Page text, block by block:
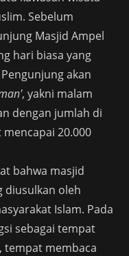
Sebelum
Masjid Ampel
hari biasa yang
akan
, yakni malam
dengan jumlah di
20.000
bahwa masjid
diusulkan oleh
Islam. Pada
sebagai tempat
tempat membaca